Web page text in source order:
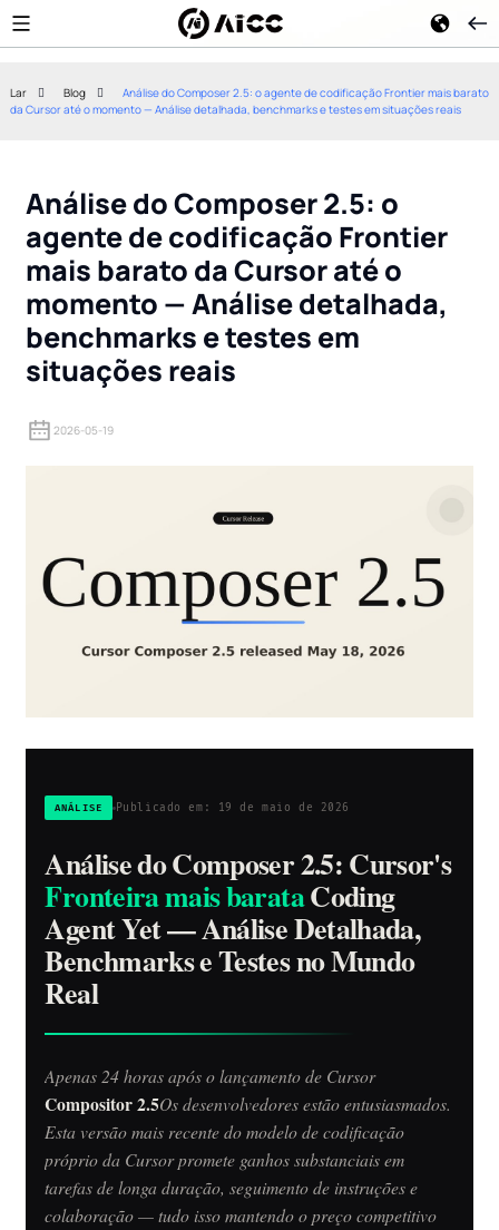
Lar Blog
Análise do Composer 2.5: o agente de codificação Frontier mais barato
da Cursor até o momento — Análise detalhada, benchmarks e testes em situações reais
Análise do Composer 2.5: o
agente de codificação Frontier
mais barato da Cursor até o
momento — Análise detalhada,
benchmarks e testes em
situações reais
2026-05-19
ANÁLISE Publicado em: 19 de maio de 2026
Análise do Composer 2.5: Cursor's
Fronteira mais barataCoding
Agent Yet — Análise Detalhada,
Benchmarks e Testes no Mundo
Real
Apenas 24 horas após o lançamento de Cursor
Compositor 2.5Os desenvolvedores estão entusiasmados.
Esta versão mais recente do modelo de codificação
próprio da Cursor promete ganhos substanciais em
tarefas de longa duração, seguimento de instruções e
colaboração — tudo isso mantendo o preço competitivo